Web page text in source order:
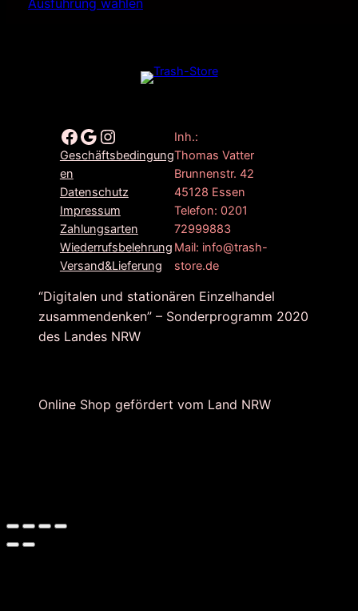
Ausführung wählen
Facebook Google Instagram
Geschäftsbedingung
en
Datenschutz
Impressum
Zahlungsarten
Wiederrufsbelehrung
Versand&Lieferung
Inh.:
Thomas Vatter
Brunnenstr. 42
45128 Essen
Telefon: 0201
72999883
Mail: info@trash-
store.de
“Digitalen und stationären Einzelhandel
zusammendenken” – Sonderprogramm 2020
des Landes NRW
Online Shop gefördert vom Land NRW